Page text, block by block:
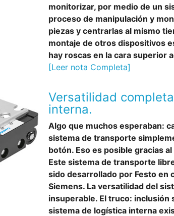
monitorizar, por medio de un
proceso de manipulación y
piezas y centrarlas al mismo
montaje de otros dispositivos
hay roscas en la cara superior
[Leer nota Completa]
Versatilidad
interna.
Algo que muchos esperaban:
sistema de transporte
botón. Eso es posible gracias
Este sistema de transporte
sido desarrollado por Festo en
Siemens. La versatilidad del
insuperable. El truco: inclusión
sistema de logística interna